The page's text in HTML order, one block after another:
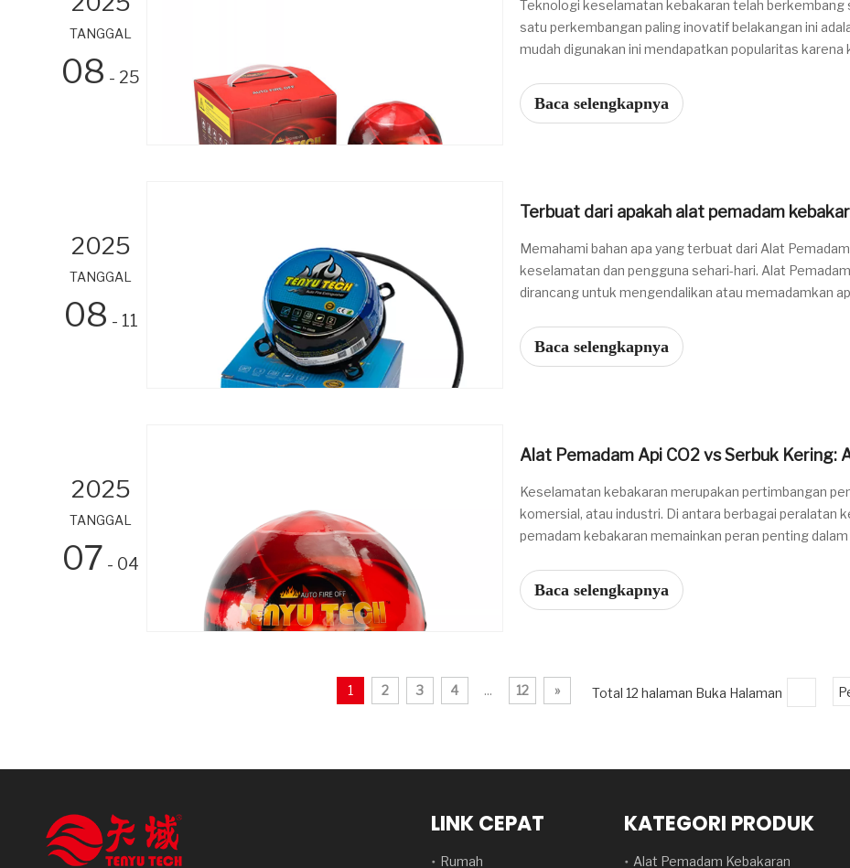
TANGGAL
08 - 25
Teknologi keselamatan kebakaran telah
satu perkembangan paling inovatif belakangan ini
mudah digunakan ini mendapatkan popularitas
Baca selengkapnya
2025
TANGGAL
08 - 11
Terbuat dari apakah alat pemadam
Memahami bahan apa yang terbuat dari Alat
keselamatan dan pengguna sehari-hari. Alat
dirancang untuk mengendalikan atau memadamkan
Baca selengkapnya
2025
TANGGAL
07 - 04
Alat Pemadam Api CO2 vs Serbuk Kering:
Keselamatan kebakaran merupakan pertimbangan
komersial, atau industri. Di antara berbagai peralatan
pemadam kebakaran memainkan peran penting
Baca selengkapnya
1 2 3 4 ... 12 » Total 12 halaman Buka Halaman
LINK CEPAT
Rumah
KATEGORI PRODUK
Alat Pemadam Kebakaran